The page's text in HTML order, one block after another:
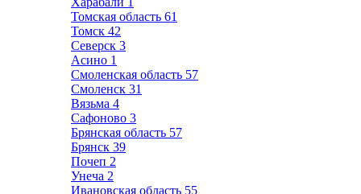
Томская область 61
Томск 42
Северск 3
Асино 1
Смоленская область 57
Смоленск 31
Вязьма 4
Сафоново 3
Брянская область 57
Брянск 39
Почеп 2
Унеча 2
Ивановская область 55